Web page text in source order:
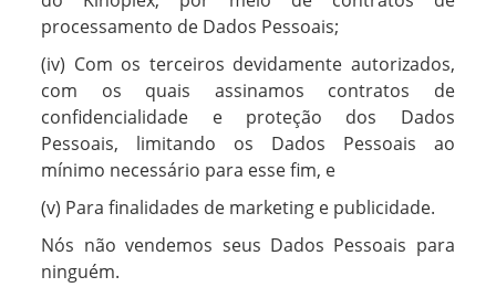
processamento de Dados Pessoais;
(iv) Com os terceiros devidamente autorizados,
com os quais assinamos contratos de
confidencialidade e proteção dos Dados
Pessoais, limitando os Dados Pessoais ao
mínimo necessário para esse fim, e
(v) Para finalidades de marketing e publicidade.
Nós não vendemos seus Dados Pessoais para
ninguém.